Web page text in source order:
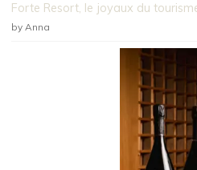
Forte Resort, le joyaux du
by Anna